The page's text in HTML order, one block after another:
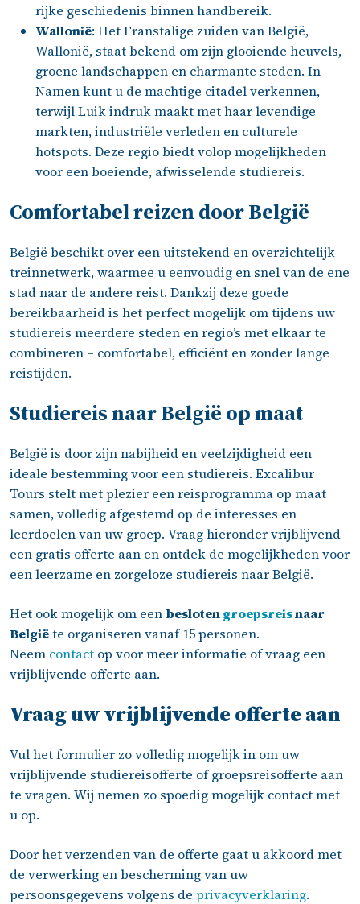
rijke geschiedenis binnen handbereik.
Wallonië: Het Franstalige zuiden van België,
Wallonië, staat bekend om zijn glooiende heuvels,
groene landschappen en charmante steden. In
Namen kunt u de machtige citadel verkennen,
terwijl Luik indruk maakt met haar levendige
markten, industriële verleden en culturele
hotspots. Deze regio biedt volop mogelijkheden
voor een boeiende, afwisselende studiereis.
Comfortabel reizen door België
België beschikt over een uitstekend en overzichtelijk
treinnetwerk, waarmee u eenvoudig en snel van de ene
stad naar de andere reist. Dankzij deze goede
bereikbaarheid is het perfect mogelijk om tijdens uw
studiereis meerdere steden en regio’s met elkaar te
combineren – comfortabel, efficiënt en zonder lange
reistijden.
Studiereis naar België op maat
België is door zijn nabijheid en veelzijdigheid een
ideale bestemming voor een studiereis. Excalibur
Tours stelt met plezier een reisprogramma op maat
samen, volledig afgestemd op de interesses en
leerdoelen van uw groep. Vraag hieronder vrijblijvend
een gratis offerte aan en ontdek de mogelijkheden voor
een leerzame en zorgeloze studiereis naar België.
Het ook mogelijk om een beslotengroepsreisnaar
Belgiëte organiseren vanaf 15 personen.
Neem contact op voor meer informatie of vraag een
vrijblijvende offerte aan.
Vraag uw vrijblijvende offerte aan
Vul het formulier zo volledig mogelijk in om uw
vrijblijvende studiereisofferte of groepsreisofferte aan
te vragen. Wij nemen zo spoedig mogelijk contact met
u op.
Door het verzenden van de offerte gaat u akkoord met
de verwerking en bescherming van uw
persoonsgegevens volgens de privacyverklaring.